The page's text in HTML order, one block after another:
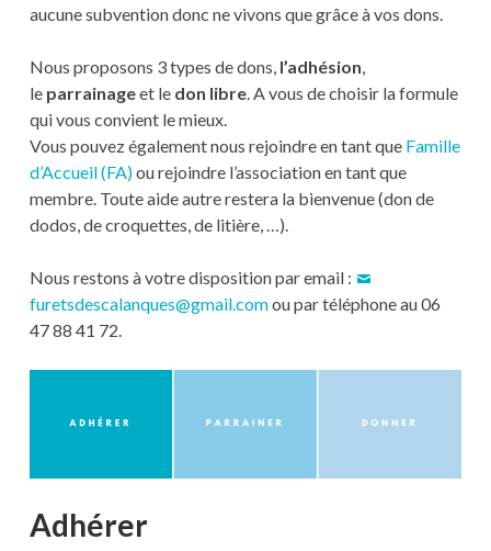
aucune subvention donc ne vivons que grâce à vos dons.
Nous proposons 3 types de dons, l’adhésion,
le parrainageet le don libre. A vous de choisir la formule
qui vous convient le mieux.
Vous pouvez également nous rejoindre en tant que Famille
d’Accueil (FA)ou rejoindre l’association en tant que
membre. Toute aide autre restera la bienvenue (don de
dodos, de croquettes, de litière, …).
Nous restons à votre disposition par email :
furetsdescalanques@gmail.comou par téléphone au 06
47 88 41 72.
Adhérer